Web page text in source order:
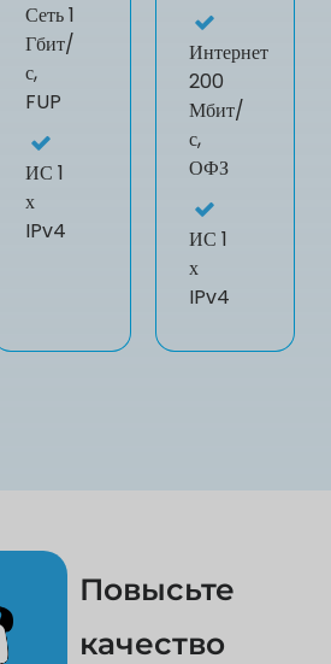
Сеть 1
Гбит/
с,
FUP
ИС 1
х
IPv4
Интернет
200
Мбит/
с,
ОФЗ
ИС 1
х
IPv4
Повысьте
качество